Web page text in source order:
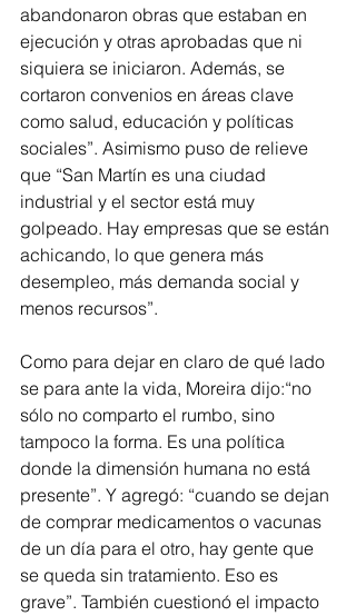
abandonaron obras que estaban en
ejecución y otras aprobadas que ni
siquiera se iniciaron. Además, se
cortaron convenios en áreas clave
como salud, educación y políticas
sociales”. Asimismo puso de relieve
que “San Martín es una ciudad
industrial y el sector está muy
golpeado. Hay empresas que se están
achicando, lo que genera más
desempleo, más demanda social y
menos recursos”.
Como para dejar en claro de qué lado
se para ante la vida, Moreira dijo:“no
sólo no comparto el rumbo, sino
tampoco la forma. Es una política
donde la dimensión humana no está
presente”. Y agregó: “cuando se dejan
de comprar medicamentos o vacunas
de un día para el otro, hay gente que
se queda sin tratamiento. Eso es
grave”. También cuestionó el impacto